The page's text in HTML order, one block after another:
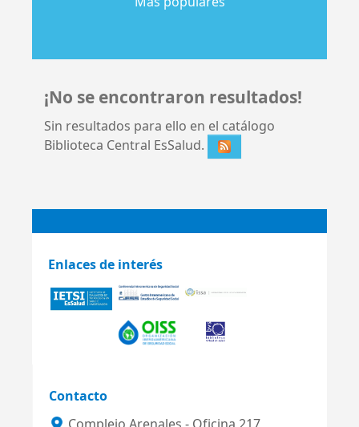
¡No se encontraron resultados!
Sin resultados para ello en el catálogo
Biblioteca Central EsSalud.
Enlaces de interés
Contacto